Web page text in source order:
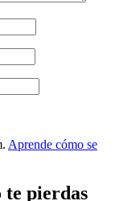
Aprende cómo se
te pierdas